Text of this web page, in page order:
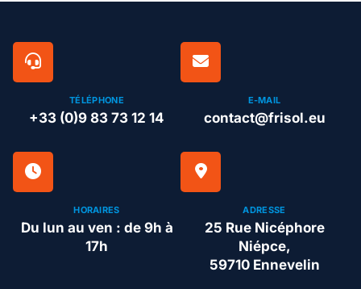
TÉLÉPHONE
+33 (0)9 83 73 12 14
E-MAIL
contact@frisol.eu
HORAIRES
Du lun au ven : de 9h à
17h
ADRESSE
25 Rue Nicéphore
Niépce,
59710 Ennevelin